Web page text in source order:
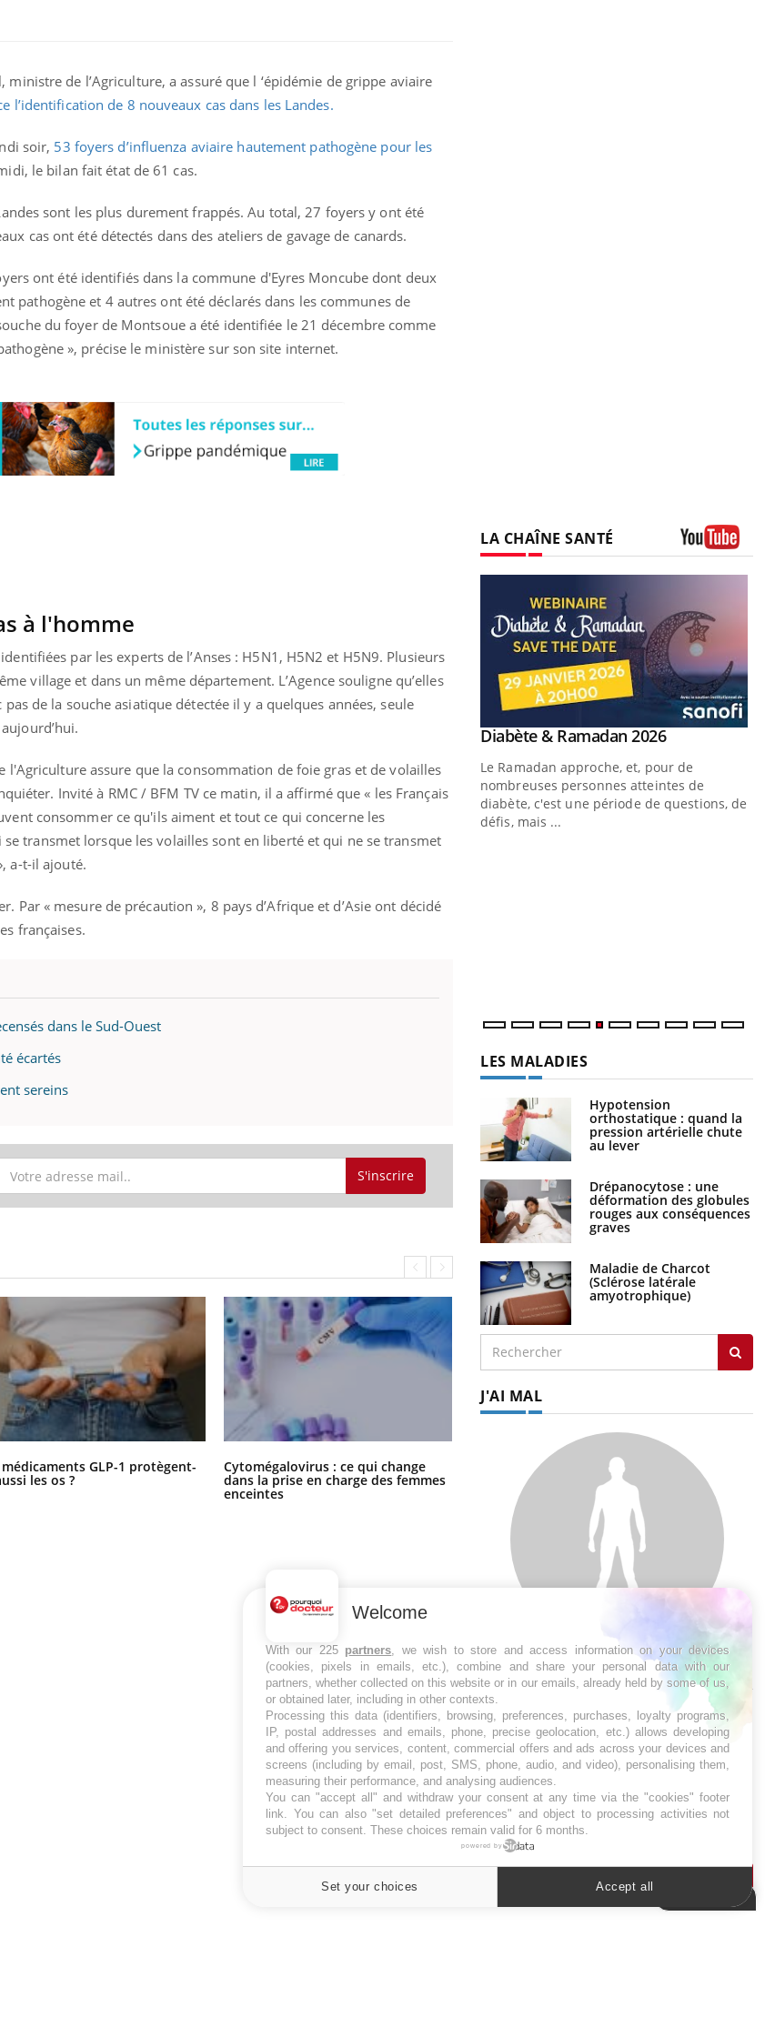
de l’Agriculture, a assuré que l ‘épidémie de grippe aviaire
l’identification de 8 nouveaux cas dans les Landes.
soir, 53 foyers d’influenza aviaire hautement pathogène pour les
le bilan fait état de 61 cas.
sont les plus durement frappés. Au total, 27 foyers y ont été
cas ont été détectés dans des ateliers de gavage de canards.
ont été identifiés dans la commune d'Eyres Moncube dont deux
pathogène et 4 autres ont été déclarés dans les communes de
du foyer de Montsoue a été identifiée le 21 décembre comme
», précise le ministère sur son site internet.
à l'homme
par les experts de l’Anses : H5N1, H5N2 et H5N9. Plusieurs
village et dans un même département. L’Agence souligne qu’elles
de la souche asiatique détectée il y a quelques années, seule
l'Agriculture assure que la consommation de foie gras et de volailles
Invité à RMC / BFM TV ce matin, il a affirmé que « les Français
consommer ce qu'ils aiment et tout ce qui concerne les
se transmet lorsque les volailles sont en liberté et qui ne se transmet
a-t-il ajouté.
Par « mesure de précaution », 8 pays d’Afrique et d’Asie ont décidé
françaises.
dans le Sud-Ouest
écartés
sereins
S'inscrire
médicaments GLP-1 protègent-
les os ?
Cytomégalovirus : ce qui change
dans la prise en charge des femmes
enceintes
La sieste empêche-t-elle de dormir
la nuit ?
LA CHAÎNE SANTÉ
Charge mentale : et si on
dans le diabète de type 2
d'idées reçues chez les
parfois chez les soignants.
L'été arrive… et avec lui, un tout nouveau
rythme de vie ! Vacances, plage, piscine,
soleil, activités en plein air… Nos mains
sont ...
Youtube
Diabète & Ramadan 2026Youtube
Le Ramadan approche, et, pour de
nombreuses personnes atteintes de
diabète, c'est une période de questions, de
défis, mais ...
LES MALADIES
Hypotension
orthostatique : quand la
pression artérielle chute
au lever
Drépanocytose : une
déformation des globules
rouges aux conséquences
graves
Maladie de Charcot
(Sclérose latérale
amyotrophique)
J'AI MAL
SYMPTÔMES
Douleurs de l’avant-pied :
des métatarsalgies à 90 %
liées à problème d’appui
Mauvaise haleine : il faut
améliorer l’hygiène
bucco-dentaire
Welcome
With our 225 partners, we wish to store and access information on your devices
(cookies, pixels in emails, etc.), combine and share your personal data with our
partners, whether collected on this website or in our emails, already held by some of us,
or obtained later, including in other contexts.
Processing this data (identifiers, browsing, preferences, purchases, loyalty programs,
IP, postal addresses and emails, phone, precise geolocation, etc.) allows developing
and offering you services, content, commercial offers and ads across your devices and
screens (including by email, post, SMS, phone, audio, and video), personalising them,
measuring their performance, and analysing audiences.
You can "accept all" and withdraw your consent at any time via the "cookies" footer
link. You can also "set detailed preferences" and object to processing activities not
subject to consent. These choices remain valid for 6 months.
powered by
Set your choices Accept all